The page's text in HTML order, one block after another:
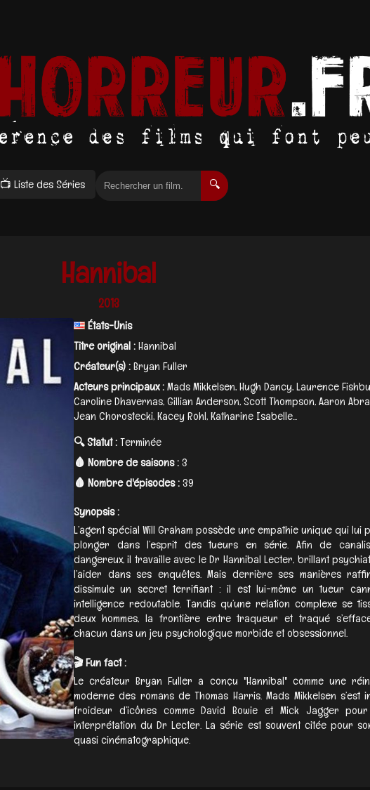
📺 Liste des Séries 🔍
Hannibal
2013
États-Unis
Titre original :Hannibal
Créateur(s) :Bryan Fuller
Acteurs principaux :Mads Mikkelsen, Hugh Dancy, Laurence
Caroline Dhavernas, Gillian Anderson, Scott Thompson, Aaron
Jean Chorostecki, Kacey Rohl, Katharine Isabelle...
🔍 Statut :Terminée
🩸 Nombre de saisons :3
🩸 Nombre d'épisodes :39
Synopsis :
L’agent spécial Will Graham possède une empathie unique qui lui
plonger dans l’esprit des tueurs en série. Afin de
dangereux, il travaille avec le Dr Hannibal Lecter, brillant
l’aider dans ses enquêtes. Mais derrière ses manières
dissimule un secret terrifiant : il est lui-même un tueur
intelligence redoutable. Tandis qu’une relation complexe se
deux hommes, la frontière entre traqueur et traqué
chacun dans un jeu psychologique morbide et obsessionnel.
🎬 Fun fact :
Le créateur Bryan Fuller a conçu "Hannibal" comme une
moderne des romans de Thomas Harris. Mads Mikkelsen s’est
froideur d’icônes comme David Bowie et Mick Jagger
interprétation du Dr Lecter. La série est souvent citée pour
quasi cinématographique.